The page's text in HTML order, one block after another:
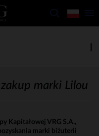
marki Lilou
Kapitałowej VRG S.A.,
marki biżuterii